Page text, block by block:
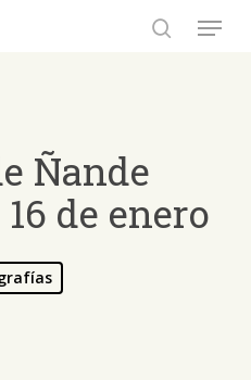
Menu
Ñande
de enero